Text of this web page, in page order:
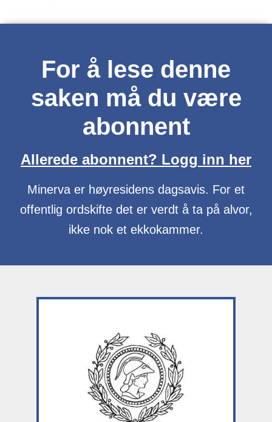
For å lese denne
saken må du være
abonnent
Allerede abonnent? Logg inn her
Minerva er høyresidens dagsavis. For et
offentlig ordskifte det er verdt å ta på alvor,
ikke nok et ekkokammer.